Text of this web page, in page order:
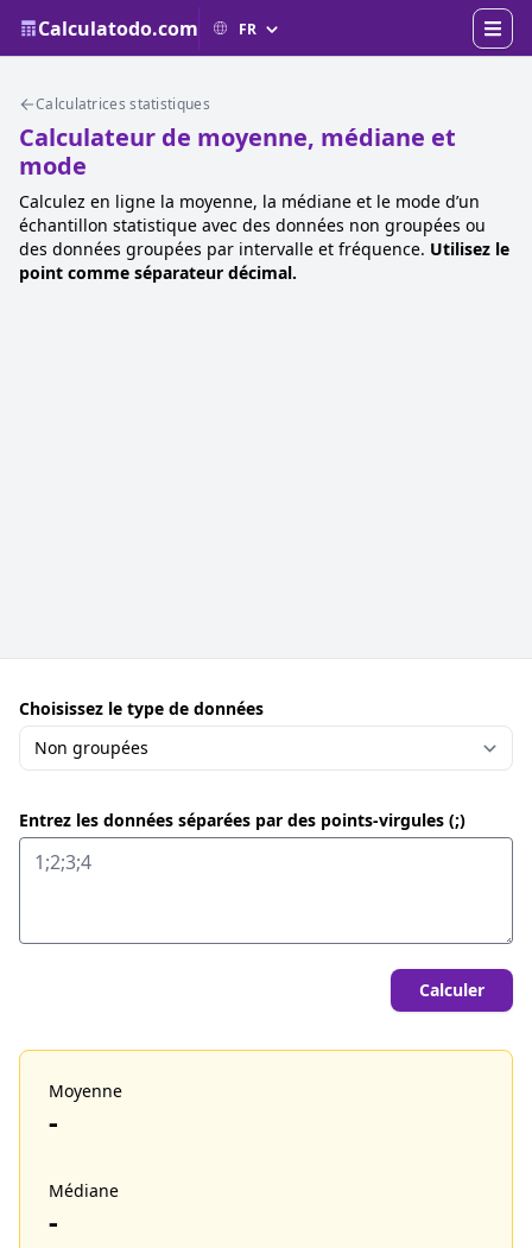
Calculatodo.com
Calculatrices statistiques
Calculateur de moyenne, médiane et
mode
Calculez en ligne la moyenne, la médiane et le mode d’un
échantillon statistique avec des données non groupées ou
des données groupées par intervalle et fréquence. Utilisez le
point comme séparateur décimal.
Choisissez le type de données
Entrez les données séparées par des points-virgules (;)
Calculer
Moyenne
-
Médiane
-